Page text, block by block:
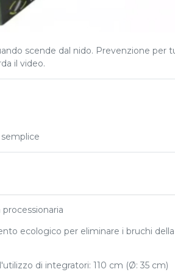
scende dal nido. Prevenzione per
il video.
ecologico per eliminare i bruchi
di integratori: 110 cm (Ø: 35 cm)